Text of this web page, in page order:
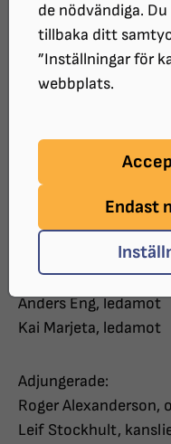
de nödvändiga.
tillbaka ditt
”Inställningar för
webbplats.
Endast
Art: Styrelsemöte Nr
Datum: 12 juni 2024
Tid: 16:30-20:00
Närvarande:
Dan Wakman,
Chivan Omar, vice
Anna-Lena,
Sandra Johansson,
Anders Eng, ledamot
Kai Marjeta, ledamot
Adjungerade:
Roger Alexanderson,
Leif Stockhult,